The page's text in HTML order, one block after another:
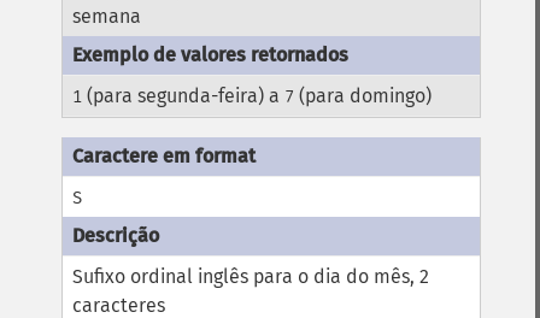
semana
1 (para segunda-feira) a 7 (para domingo)
S
Sufixo ordinal inglês para o dia do mês, 2
caracteres